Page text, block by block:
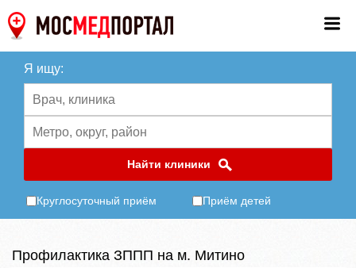
Я ищу:
Найти клиники
Круглосуточный приём Приём детей
Профилактика ЗППП на м. Митино